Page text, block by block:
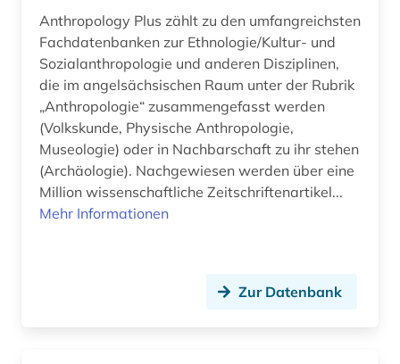
hieroglyphenschrift (1)
hirt (1)
historiker (1)
historische karte (1)
hochkulturen (1)
hochschulschrift (2)
Anthropology Plus zählt zu den umfangreichsten
Fachdatenbanken zur Ethnologie/Kultur- und
Sozialanthropologie und anderen Disziplinen,
die im angelsächsischen Raum unter der Rubrik
„Anthropologie“ zusammengefasst werden
(Volkskunde, Physische Anthropologie,
Museologie) oder in Nachbarschaft zu ihr stehen
(Archäologie). Nachgewiesen werden über eine
Million wissenschaftliche Zeitschriftenartikel...
Mehr Informationen
Zur Datenbank